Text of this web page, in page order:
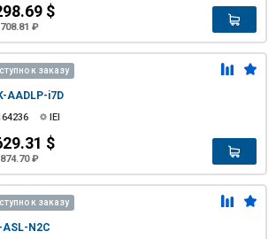
$
₽
к заказу
AADLP-i7D
IEI
$
₽
к заказу
ASL-N2C